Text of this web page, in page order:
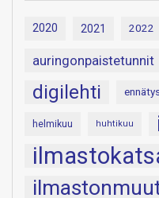
2020 2021 2022
auringonpaistetunnit
digilehti
helmikuu huhtikuu